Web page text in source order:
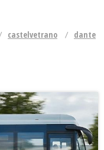
castelvetrano
dante